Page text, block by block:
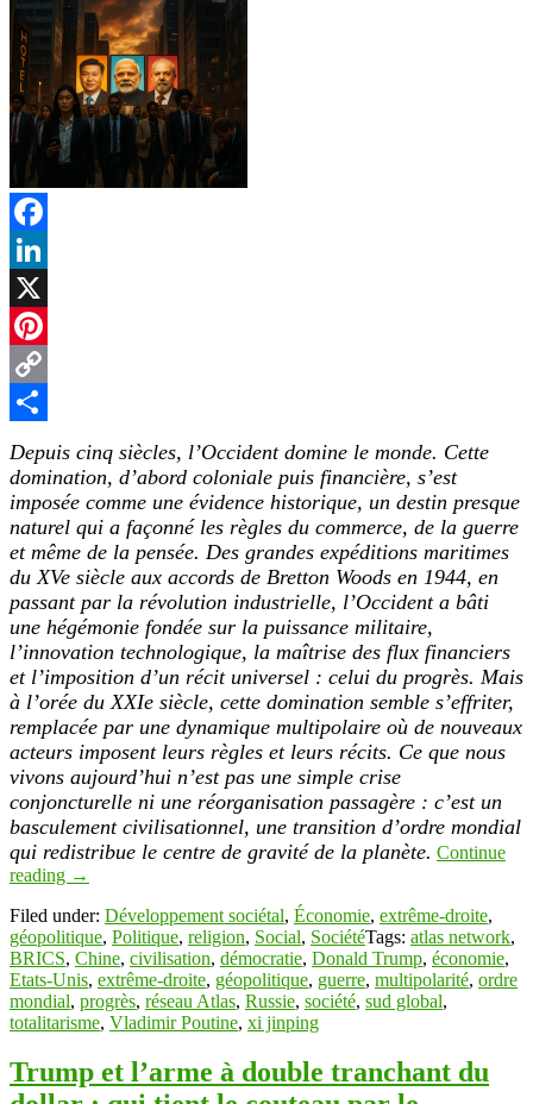
Facebook
LinkedIn
X
Pinterest
Copy
Depuis cinq siècles, l’Occident domine le monde. Cette
domination, d’abord coloniale puis financière, s’est
imposée comme une évidence historique, un destin presque
naturel qui a façonné les règles du commerce, de la guerre
et même de la pensée. Des grandes expéditions maritimes
du XVe siècle aux accords de Bretton Woods en 1944, en
passant par la révolution industrielle, l’Occident a bâti
une hégémonie fondée sur la puissance militaire,
l’innovation technologique, la maîtrise des flux financiers
et l’imposition d’un récit universel : celui du progrès. Mais
à l’orée du XXIe siècle, cette domination semble s’effriter,
remplacée par une dynamique multipolaire où de nouveaux
acteurs imposent leurs règles et leurs récits. Ce que nous
vivons aujourd’hui n’est pas une simple crise
conjoncturelle ni une réorganisation passagère : c’est un
basculement civilisationnel, une transition d’ordre mondial
qui redistribue le centre de gravité de la planète. Continue
reading →
Filed under: Développement sociétal, Économie, extrême-droite,
géopolitique, Politique, religion, Social, SociétéTags: atlas network,
BRICS, Chine, civilisation, démocratie, Donald Trump, économie,
Etats-Unis, extrême-droite, géopolitique, guerre, multipolarité, ordre
mondial, progrès, réseau Atlas, Russie, société, sud global,
totalitarisme, Vladimir Poutine, xi jinping
Trump et l’arme à double tranchant du